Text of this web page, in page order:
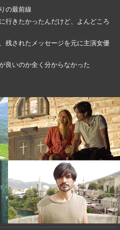
の最前線
行きたかったんだけど、よんどころ
残されたメッセージを元に主演女優
良いのか全く分からなかった